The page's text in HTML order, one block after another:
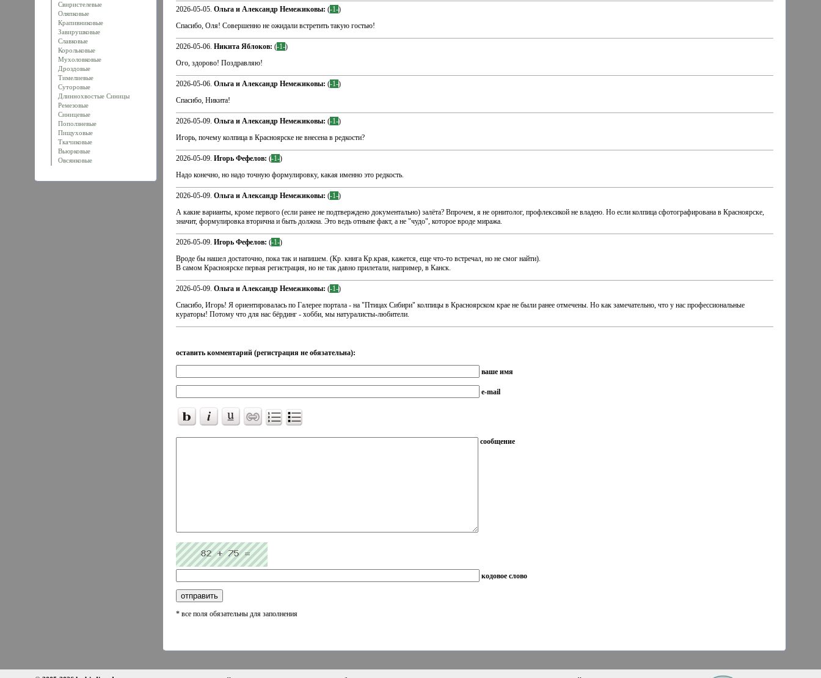
Свиристелевые
Оляпковые
Крапивниковые
Завирушковые
Славковые
Корольковые
Мухоловковые
Дроздовые
Тимелиевые
Суторовые
Длиннохвостые Синицы
Ремезовые
Синицевые
Поползневые
Пищуховые
Ткачиковые
Вьюрковые
Овсянковые
2026-05-05. Ольга и Александр Немежиковы: (-1-)
Спасибо, Оля! Совершенно не ожидали встретить такую гостью!
2026-05-06. Никита Яблоков: (-1-)
Ого, здорово! Поздравляю!
2026-05-06. Ольга и Александр Немежиковы: (-1-)
Спасибо, Никита!
2026-05-09. Ольга и Александр Немежиковы: (-1-)
Игорь, почему колпица в Красноярске не внесена в редкости?
2026-05-09. Игорь Фефелов: (-1-)
Надо конечно, но надо точную формулировку, какая именно это редкость.
2026-05-09. Ольга и Александр Немежиковы: (-1-)
А какие варианты, кроме первого (если ранее не подтверждено документально) залёта? Впрочем, я не орнитолог, профлексикой не владею. Но если колпица сфотографирована в Красноярске,
значит, формулировка вторична и быть должна. Это ведь отныне факт, а не "чудо", которое вроде миража.
2026-05-09. Игорь Фефелов: (-1-)
Вроде бы нашел достаточно, пока так и напишем. (Кр. книга Кр.края, кажется, еще что-то встречал, но не смог найти).
В самом Красноярске первая регистрация, но не так давно прилетали, например, в Канск.
2026-05-09. Ольга и Александр Немежиковы: (-1-)
Спасибо, Игорь! Я ориентировалась по Галерее портала - на "Птицах Сибири" колпицы в Красноярском крае не были ранее отмечены. Но как замечательно, что у нас профессиональные
кураторы! Потому что для нас бёрдинг - хобби, мы натуралисты-любители.
оставить комментарий (регистрация не обязательна):
ваше имя
e-mail
сообщение
кодовое слово
* все поля обязательны для заполнения